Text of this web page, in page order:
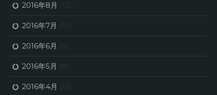
2016年8月 (13)
2016年7月 (10)
2016年6月 (9)
2016年5月 (8)
2016年4月 (13)